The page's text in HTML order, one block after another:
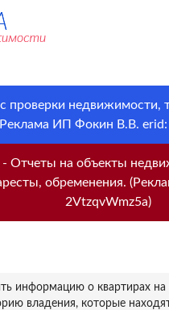
проверки недвижимости,
ИП Фокин В.В.
- Отчеты на объекты
обременения.
2VtzqvWmz5a)
информацию о квартирах на
владения, которые